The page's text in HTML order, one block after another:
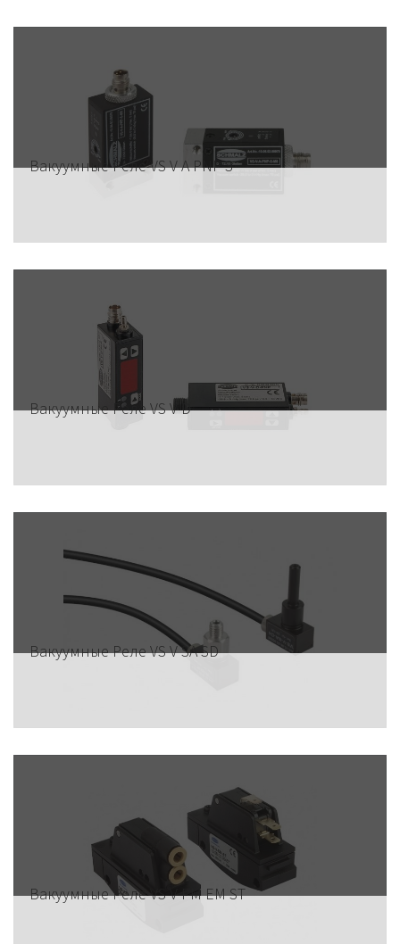
Вакуумные Реле VS V A PNP S
Вакуумные Реле VS V D
Вакуумные Реле VS V SA SD
Вакуумные Реле VS V PM EM ST